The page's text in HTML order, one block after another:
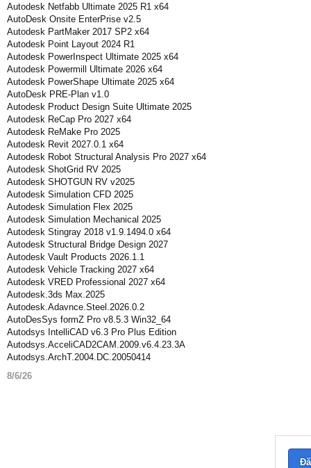
Autodesk Netfabb Ultimate 2025 R1 x64
AutoDesk Onsite EnterPrise v2.5
Autodesk PartMaker 2017 SP2 x64
Autodesk Point Layout 2024 R1
Autodesk PowerInspect Ultimate 2025 x64
Autodesk Powermill Ultimate 2026 x64
Autodesk PowerShape Ultimate 2025 x64
AutoDesk PRE-Plan v1.0
Autodesk Product Design Suite Ultimate 2025
Autodesk ReCap Pro 2027 x64
Autodesk ReMake Pro 2025
Autodesk Revit 2027.0.1 x64
Autodesk Robot Structural Analysis Pro 2027 x64
Autodesk ShotGrid RV 2025
Autodesk SHOTGUN RV v2025
Autodesk Simulation CFD 2025
Autodesk Simulation Flex 2025
Autodesk Simulation Mechanical 2025
Autodesk Stingray 2018 v1.9.1494.0 x64
Autodesk Structural Bridge Design 2027
Autodesk Vault Products 2026.1.1
Autodesk Vehicle Tracking 2027 x64
Autodesk VRED Professional 2027 x64
Autodesk.3ds Max.2025
Autodesk.Adavnce.Steel.2026.0.2
AutoDesSys formZ Pro v8.5.3 Win32_64
Autodsys IntelliCAD v6.3 Pro Plus Edition
Autodsys.AcceliCAD2CAM.2009.v6.4.23.3A
Autodsys.ArchT.2004.DC.20050414
8/6/26